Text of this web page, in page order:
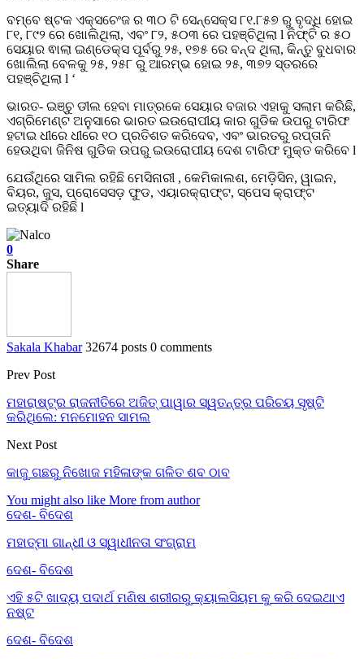
ବମ୍ବେ ଷ୍ଟକ ଏକ୍ସଚେଂଜ ର ୩୦ ଟି ସେନ୍ସେକ୍ସ ୮୧.୮୫୭ ରୁ ବୃଦ୍ଧି ହୋଇ
୮୧, ୮୯୨ ରେ ଖୋଲିଥିଲା, ଏବଂ ୮୨, ୫୦୩ ରେ ପହଞ୍ଚିଥିଲା l ନିଫ୍ଟି ର ୫୦
ସେୟାର ଵାଲା ଇଣ୍ଡେକ୍ସ ପୂର୍ବରୁ ୨୫, ୧୭୫ ରେ ବନ୍ଦ ଥିଲା, କିନ୍ତୁ ବୁଧବାର
ଖୋଲିଲା ବେଳକୁ ୨୫, ୨୫୮ ରୁ ଆରମ୍ଭ ହୋଇ ୨୫, ୩୭୨ ସ୍ତରରେ
ପହଞ୍ଚିଥିଲା l ‘
ଭାରତ- ଇଞ୍ଚୁ ଡୀଲ ହେବା ମାତ୍ରକେ ସେୟାର ବଜାର ଏହାକୁ ସଲାମ କରିଛି,
ଏଗ୍ରିମେଣ୍ଟ ଅନୁସାରେ ଭାରତ ଇଉରୋପୀୟ କାର ଗୁଡିକ ଉପରୁ ଟାରିଫ
ହଟାଇ ଧୀରେ ଧୀରେ ୧୦ ପ୍ରତିଶତ କରିଦେବ, ଏବଂ ଭାରତରୁ ରପ୍ତାନି
ହେଉଥିବା ଜିନିଷ ଗୁଡିକ ଉପରୁ ଇଉରୋପୀୟ ଦେଶ ଟାରିଫ ମୁକ୍ତ କରିବେ l
ଯେଉଁଥିରେ ସାମିଲ ରହିଛି ମେସିନାରୀ , କେମିକାଲଶ, ମେଡ଼ିସିନ, ୱାଇନ,
ବିୟର, ଜୁସ, ପ୍ରୋସେସଡ଼ ଫୁଡ, ଏୟାରକ୍ରାଫ୍ଟ, ସ୍ପେସ କ୍ରାଫ୍ଟ
ଇତ୍ୟାଦି ରହିଛି l
0
Share
Sakala Khabar 32674 posts 0 comments
Prev Post
ମହାରାଷ୍ଟ୍ର ରାଜନୀତିରେ ଅଜିତ୍ ପାୱାର ସ୍ୱତନ୍ତ୍ର ପରିଚୟ ସୃଷ୍ଟି
କରିଥିଲେ: ମନମୋହନ ସାମଲ
Next Post
କାଜୁ ଗଛରୁ ନିଖୋଜ ମହିଳାଙ୍କ ଗଳିତ ଶବ ଠାବ
You might also like More from author
ଦେଶ- ବିଦେଶ
ମହାତ୍ମା ଗାନ୍ଧୀ ଓ ସ୍ୱାଧୀନତା ସଂଗ୍ରାମ
ଦେଶ- ବିଦେଶ
ଏହି ୫ଟି ଖାଦ୍ୟ ପଦାର୍ଥ ମଣିଷ ଶରୀରରୁ କ୍ୟାଲସିୟମ କୁ କରି ଦେଇଥାଏ
ନଷ୍ଟ
ଦେଶ- ବିଦେଶ